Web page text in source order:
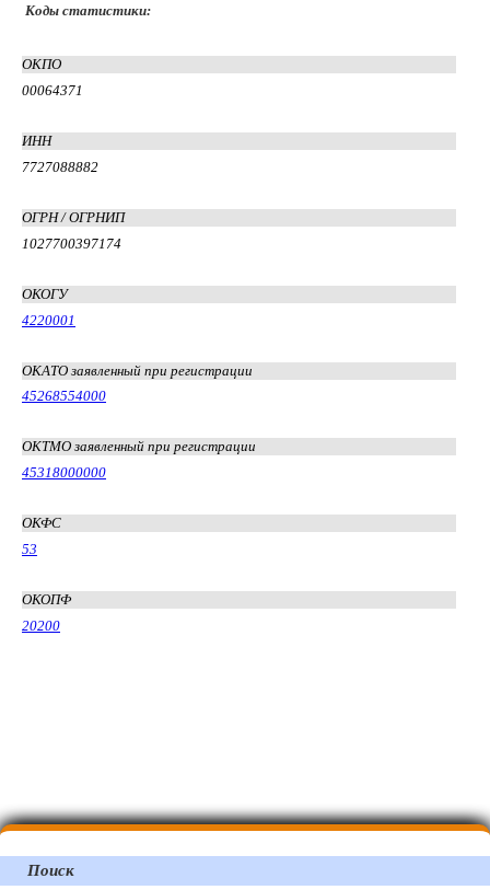
Коды статистики:
ОКПО
00064371
ИНН
7727088882
ОГРН / ОГРНИП
1027700397174
ОКОГУ
4220001
ОКАТО заявленный при регистрации
45268554000
ОКТМО заявленный при регистрации
45318000000
ОКФС
53
ОКОПФ
20200
Поиск